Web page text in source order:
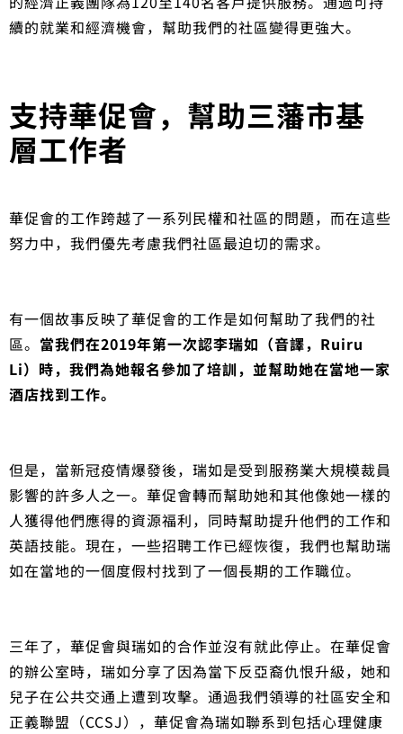
續的就業和經濟機會，幫助我們的社區變得更強大。
支持華促會，幫助三藩市基
層工作者
華促會的工作跨越了一系列民權和社區的問題，而在這些
努力中，我們優先考慮我們社區最迫切的需求。
有一個故事反映了華促會的工作是如何幫助了我們的社
區。 當我們在2019年第一次認李瑞如（音譯，Ruiru
Li）時，我們為她報名參加了培訓，並幫助她在當地一家
酒店找到工作。
但是，當新冠疫情爆發後，瑞如是受到服務業大規模裁員
影響的許多人之一。華促會轉而幫助她和其他像她一樣的
人獲得他們應得的資源福利，同時幫助提升他們的工作和
英語技能。現在，一些招聘工作已經恢復，我們也幫助瑞
如在當地的一個度假村找到了一個長期的工作職位。
三年了，華促會與瑞如的合作並沒有就此停止。在華促會
的辦公室時，瑞如分享了因為當下反亞裔仇恨升級，她和
兒子在公共交通上遭到攻擊。通過我們領導的社區安全和
正義聯盟（CCSJ），華促會為瑞如聯系到包括心理健康